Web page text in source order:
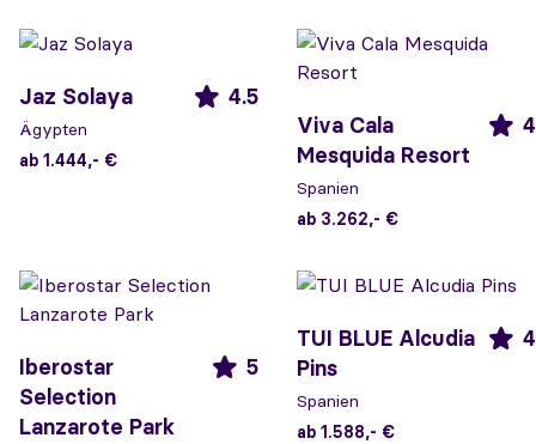
Jaz Solaya 4.5
Ägypten
ab 1.444,- €
Viva Cala
Mesquida Resort
4
Spanien
ab 3.262,- €
Iberostar
Selection
Lanzarote Park
5
TUI BLUE Alcudia
Pins
4
Spanien
ab 1.588,- €